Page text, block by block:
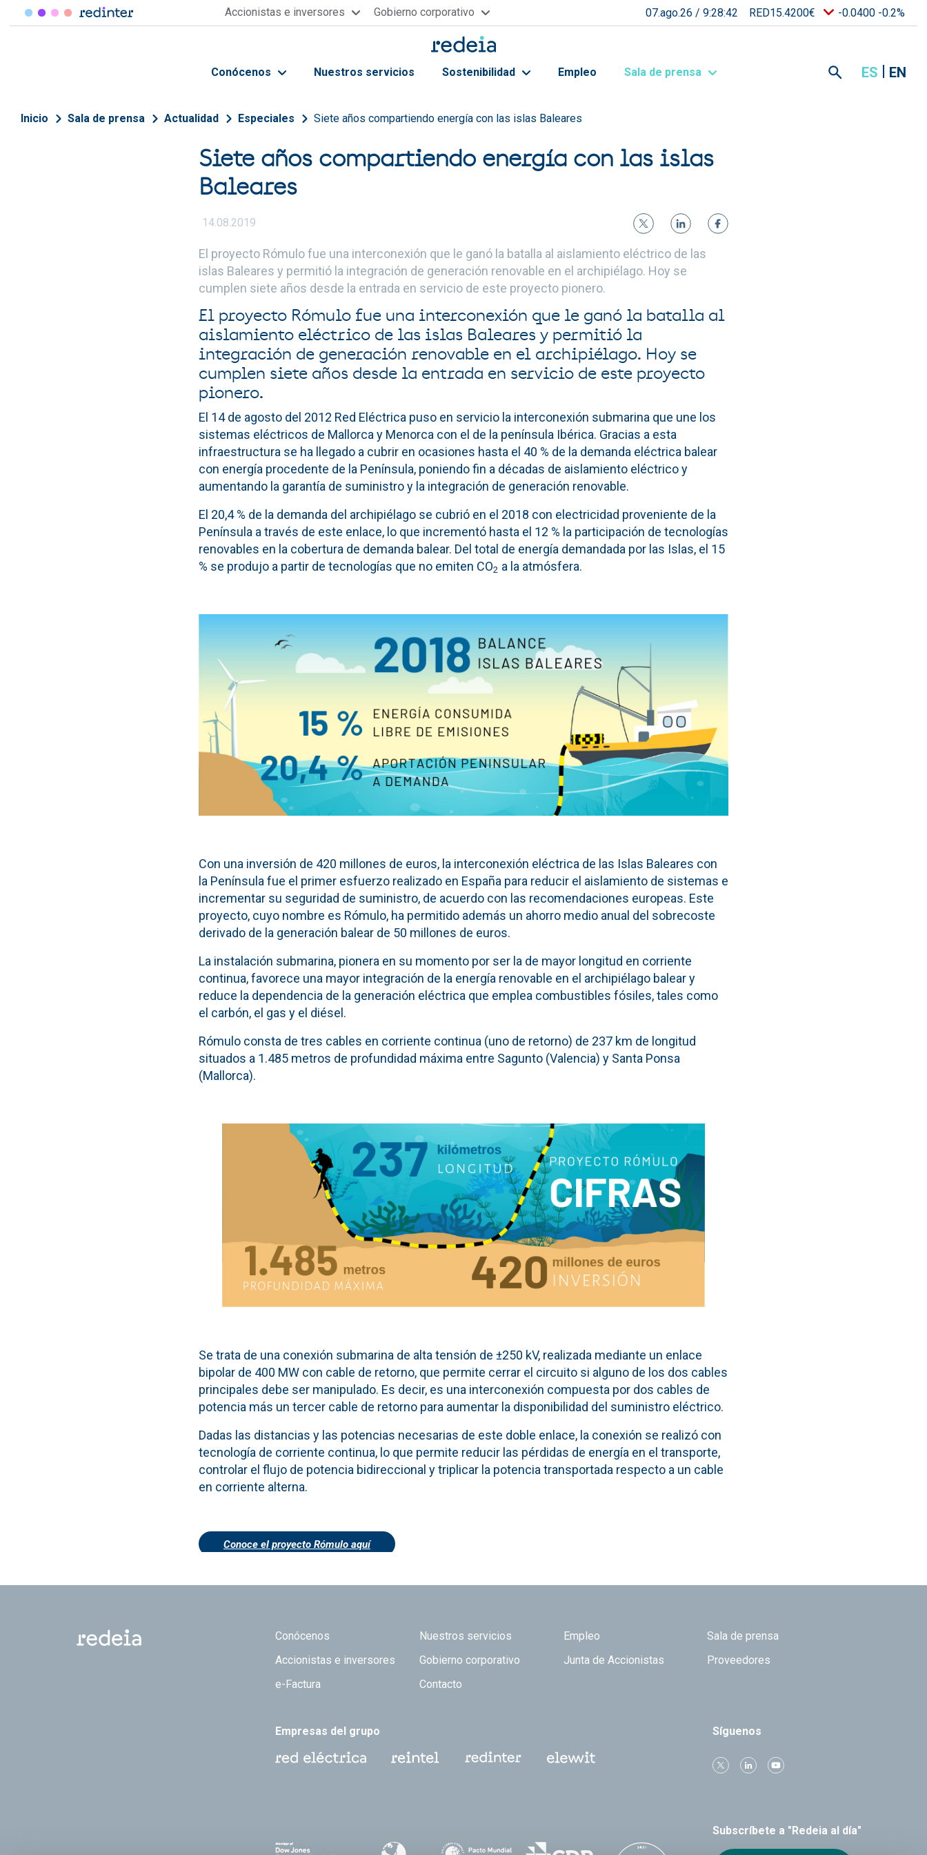
Pasar al contenido principal Accionistas e inversores Gobierno corporativo 07.ago.26 / 9:28:42 RED15.4200€ -0.0400 -0.2%
Conócenos Nuestros servicios Sostenibilidad Empleo Sala de prensa ES EN
Sobrescribir enlaces de ayuda a la navegación
Inicio Sala de prensa Actualidad Especiales Siete años compartiendo energía con las islas Baleares
Siete años compartiendo energía con las islas
Baleares
14.08.2019
El proyecto Rómulo fue una interconexión que le ganó la batalla al aislamiento eléctrico de las
islas Baleares y permitió la integración de generación renovable en el archipiélago. Hoy se
cumplen siete años desde la entrada en servicio de este proyecto pionero.
El proyecto Rómulo fue una interconexión que le ganó la batalla al
aislamiento eléctrico de las islas Baleares y permitió la
integración de generación renovable en el archipiélago. Hoy se
cumplen siete años desde la entrada en servicio de este proyecto
pionero.
El 14 de agosto del 2012 Red Eléctrica puso en servicio la interconexión submarina que une los
sistemas eléctricos de Mallorca y Menorca con el de la península Ibérica. Gracias a esta
infraestructura se ha llegado a cubrir en ocasiones hasta el 40 % de la demanda eléctrica balear
con energía procedente de la Península, poniendo fin a décadas de aislamiento eléctrico y
aumentando la garantía de suministro y la integración de generación renovable.
El 20,4 % de la demanda del archipiélago se cubrió en el 2018 con electricidad proveniente de la
Península a través de este enlace, lo que incrementó hasta el 12 % la participación de tecnologías
renovables en la cobertura de demanda balear. Del total de energía demandada por las Islas, el 15
% se produjo a partir de tecnologías que no emiten CO2 a la atmósfera.
Con una inversión de 420 millones de euros, la interconexión eléctrica de las Islas Baleares con
la Península fue el primer esfuerzo realizado en España para reducir el aislamiento de sistemas e
incrementar su seguridad de suministro, de acuerdo con las recomendaciones europeas. Este
proyecto, cuyo nombre es Rómulo, ha permitido además un ahorro medio anual del sobrecoste
derivado de la generación balear de 50 millones de euros.
La instalación submarina, pionera en su momento por ser la de mayor longitud en corriente
continua, favorece una mayor integración de la energía renovable en el archipiélago balear y
reduce la dependencia de la generación eléctrica que emplea combustibles fósiles, tales como
el carbón, el gas y el diésel.
Rómulo consta de tres cables en corriente continua (uno de retorno) de 237 km de longitud
situados a 1.485 metros de profundidad máxima entre Sagunto (Valencia) y Santa Ponsa
(Mallorca).
Se trata de una conexión submarina de alta tensión de ±250 kV, realizada mediante un enlace
bipolar de 400 MW con cable de retorno, que permite cerrar el circuito si alguno de los dos cables
principales debe ser manipulado. Es decir, es una interconexión compuesta por dos cables de
potencia más un tercer cable de retorno para aumentar la disponibilidad del suministro eléctrico.
Dadas las distancias y las potencias necesarias de este doble enlace, la conexión se realizó con
tecnología de corriente continua, lo que permite reducir las pérdidas de energía en el transporte,
controlar el flujo de potencia bidireccional y triplicar la potencia transportada respecto a un cable
en corriente alterna.
Conoce el proyecto Rómulo aquí
Footer TOP
Conócenos Nuestros servicios Empleo
Sala de prensa
Accionistas e inversores
Gobierno corporativo Junta de Accionistas
Proveedores
e-Factura
Contacto
Empresas del grupo Síguenos
Subscríbete a "Redeia al día"